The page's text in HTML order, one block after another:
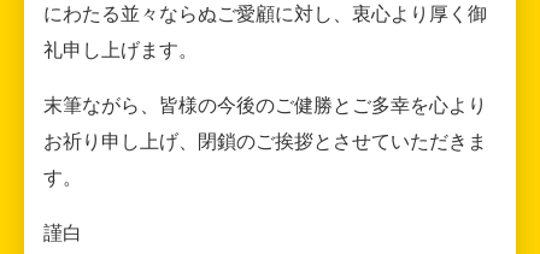
にわたる並々ならぬご愛顧に対し、衷心より厚く御
礼申し上げます。
末筆ながら、皆様の今後のご健勝とご多幸を心より
お祈り申し上げ、閉鎖のご挨拶とさせていただきま
す。
謹白